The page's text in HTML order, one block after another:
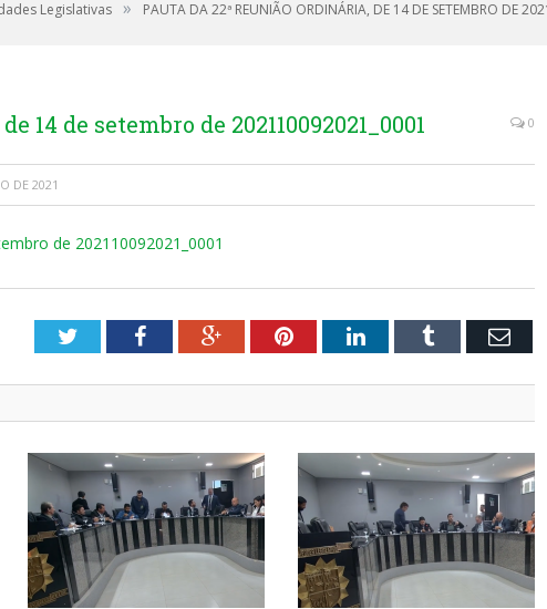
Legislativas » PAUTA DA 22ª REUNIÃO ORDINÁRIA, DE 14 DE SETEMBRO DE
14 de setembro de 202110092021_0001 0
DE 2021
de 202110092021_0001
TwitterFacebookGoogle+PinterestLinkedInTumblr